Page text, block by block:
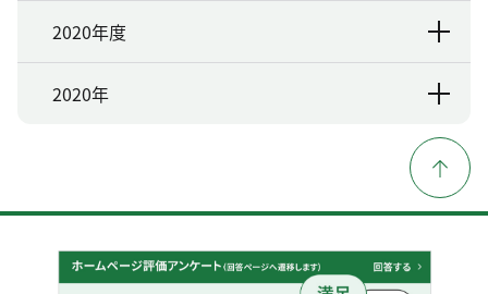
2020年度
2020年